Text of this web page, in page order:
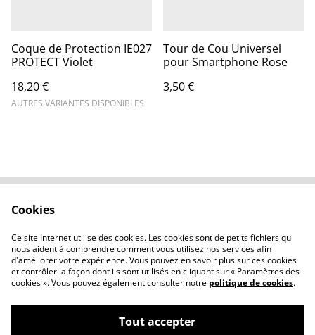
Coque de Protection IE027
PROTECT Violet
18,20 €
AUTRES VARIANTES DISPONIBLES
Tour de Cou Universel
pour Smartphone Rose
3,50 €
Politique de
confidentialité
Politique de cookies
Cookies
Ce site Internet utilise des cookies. Les cookies sont de petits fichiers qui
nous aident à comprendre comment vous utilisez nos services afin
d'améliorer votre expérience. Vous pouvez en savoir plus sur ces cookies
et contrôler la façon dont ils sont utilisés en cliquant sur « Paramètres des
cookies ». Vous pouvez également consulter notre politique de cookies.
Tout accepter